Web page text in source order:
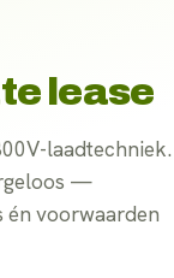
lease
laadtechniek.
—
én voorwaarden